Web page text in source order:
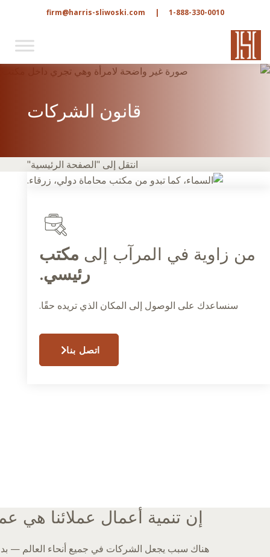
1-888-330-0010
|
firm@harris-sliwoski.com
قانون الشركات
انتقل إلى "الصفحة الرئيسية"
من زاوية في المرآب إلى مكتب
رئيسي.
سنساعدك على الوصول إلى المكان الذي تريده حقًا.
اتصل بنا
إن تنمية أعمال عملائنا هي
هناك سبب يجعل الشركات في جميع أنحاء العالم —